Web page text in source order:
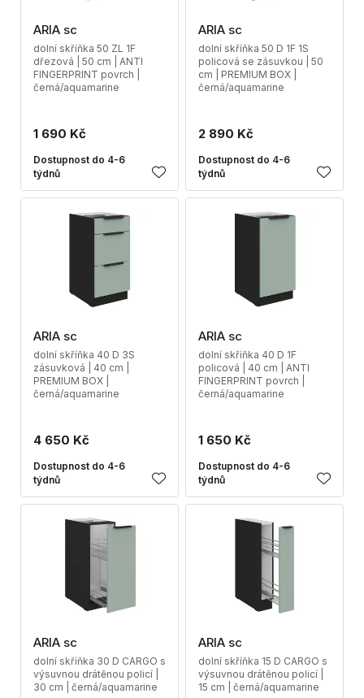
ARIA sc
dolní skříňka 50 ZL 1F
dřezová | 50 cm | ANTI
FINGERPRINT povrch |
černá/aquamarine
1 690 Kč
Dostupnost do 4-6
týdnů
ARIA sc
dolní skříňka 50 D 1F 1S
policová se zásuvkou | 50
cm | PREMIUM BOX |
černá/aquamarine
2 890 Kč
Dostupnost do 4-6
týdnů
ARIA sc
dolní skříňka 40 D 3S
zásuvková | 40 cm |
PREMIUM BOX |
černá/aquamarine
4 650 Kč
Dostupnost do 4-6
týdnů
ARIA sc
dolní skříňka 40 D 1F
policová | 40 cm | ANTI
FINGERPRINT povrch |
černá/aquamarine
1 650 Kč
Dostupnost do 4-6
týdnů
ARIA sc
dolní skříňka 30 D CARGO s
výsuvnou drátěnou policí |
30 cm | černá/aquamarine
ARIA sc
dolní skříňka 15 D CARGO s
výsuvnou drátěnou policí |
15 cm | černá/aquamarine